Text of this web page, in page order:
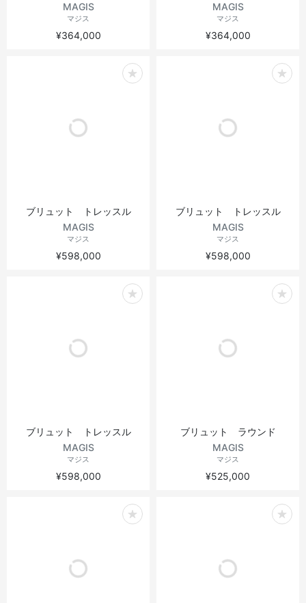
MAGIS
マジス
¥364,000
MAGIS
マジス
¥364,000
ブリュット トレッスル
MAGIS
マジス
¥598,000
ブリュット トレッスル
MAGIS
マジス
¥598,000
ブリュット トレッスル
MAGIS
マジス
¥598,000
ブリュット ラウンド
MAGIS
マジス
¥525,000